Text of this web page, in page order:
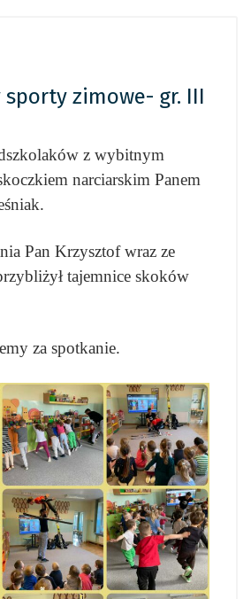
sporty zimowe- gr. III
z wybitnym
narciarskim Panem
Pan Krzysztof wraz ze
tajemnice skoków
za spotkanie.